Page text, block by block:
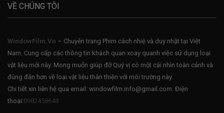
VỀ CHÚNG TÔI
WindowFilm.Vn – Chuyên trang Phim cách nhiệ và duy nhật tại Việt
Nam. Cung cấp các thông tin khách quan xoay quanh việc sử dụng loại
vật liệu mới này. Mong muốn giúp đỡ Quý vị có một cái nhìn toàn cảnh và
đúng đắn hơn về loại vật liệu thân thiện với môi trường này.
Chi tiết xin liên hệ qua email: windowfilm.info@gmail.com. Điện
thoại:0982458648